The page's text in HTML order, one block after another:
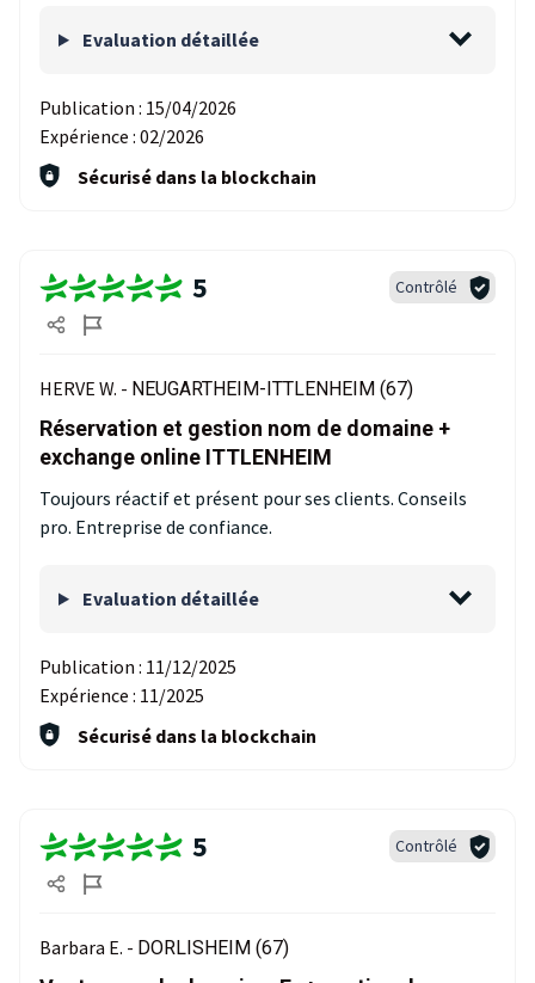
Evaluation détaillée
Publication : 15/04/2026
Expérience : 02/2026
Sécurisé dans la blockchain
5 Contrôlé
HERVE W. - NEUGARTHEIM-ITTLENHEIM (67)
Réservation et gestion nom de domaine +
exchange online ITTLENHEIM
Toujours réactif et présent pour ses clients. Conseils
pro. Entreprise de confiance.
Evaluation détaillée
Publication : 11/12/2025
Expérience : 11/2025
Sécurisé dans la blockchain
5 Contrôlé
Barbara E. - DORLISHEIM (67)